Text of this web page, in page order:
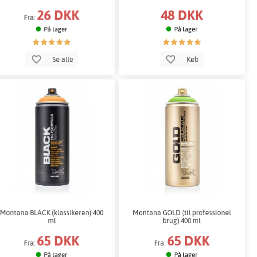
Fra: 26 DKK
På lager
Se alle
48 DKK
På lager
Køb
Montana BLACK (klassikeren) 400
ml
Fra: 65 DKK
På lager
Montana GOLD (til professionel
brug) 400 ml
Fra: 65 DKK
På lager